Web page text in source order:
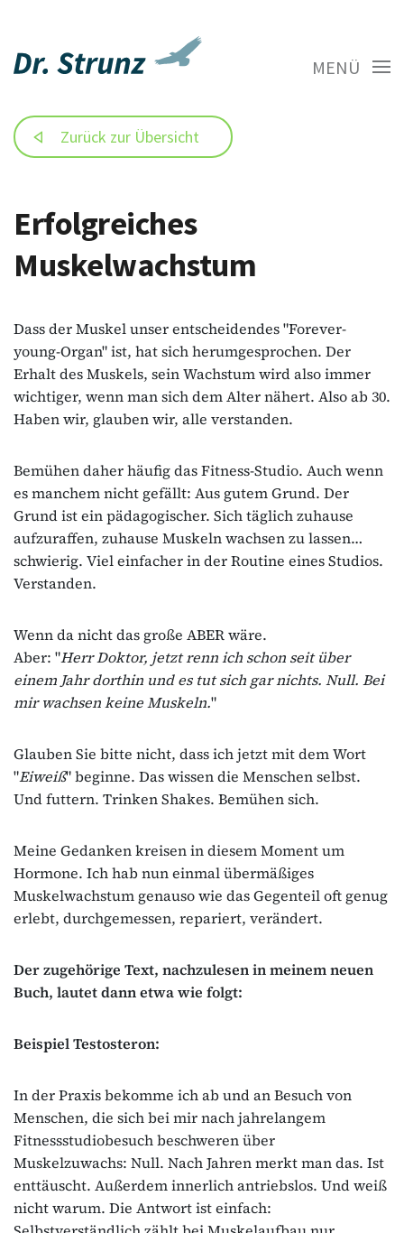
MENÜ
Zurück zur Übersicht
Erfolgreiches
Muskelwachstum
Dass der Muskel unser entscheidendes "Forever-
young-Organ" ist, hat sich herumgesprochen. Der
Erhalt des Muskels, sein Wachstum wird also immer
wichtiger, wenn man sich dem Alter nähert. Also ab 30.
Haben wir, glauben wir, alle verstanden.
Bemühen daher häufig das Fitness-Studio. Auch wenn
es manchem nicht gefällt: Aus gutem Grund. Der
Grund ist ein pädagogischer. Sich täglich zuhause
aufzuraffen, zuhause Muskeln wachsen zu lassen…
schwierig. Viel einfacher in der Routine eines Studios.
Verstanden.
Wenn da nicht das große ABER wäre.
Aber: "Herr Doktor, jetzt renn ich schon seit über
einem Jahr dorthin und es tut sich gar nichts. Null. Bei
mir wachsen keine Muskeln."
Glauben Sie bitte nicht, dass ich jetzt mit dem Wort
"Eiweiß" beginne. Das wissen die Menschen selbst.
Und futtern. Trinken Shakes. Bemühen sich.
Meine Gedanken kreisen in diesem Moment um
Hormone. Ich hab nun einmal übermäßiges
Muskelwachstum genauso wie das Gegenteil oft genug
erlebt, durchgemessen, repariert, verändert.
Der zugehörige Text, nachzulesen in meinem neuen
Buch, lautet dann etwa wie folgt:
Beispiel Testosteron:
In der Praxis bekomme ich ab und an Besuch von
Menschen, die sich bei mir nach jahrelangem
Fitnessstudiobesuch beschweren über
Muskelzuwachs: Null. Nach Jahren merkt man das. Ist
enttäuscht. Außerdem innerlich antriebslos. Und weiß
nicht warum. Die Antwort ist einfach: